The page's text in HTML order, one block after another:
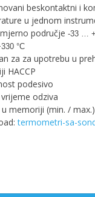
beskontaktni i
u jednom
područje -33 …
°C
za za upotrebu u
HACCP
podesivo
odziva
u memoriji (min. / max.)
termometri-sa-